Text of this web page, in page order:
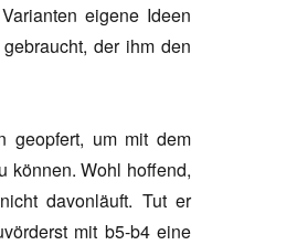
eigene Ideen
der ihm den
geopfert, um mit dem
können. Wohl hoffend,
davonläuft. Tut er
mit b5-b4 eine